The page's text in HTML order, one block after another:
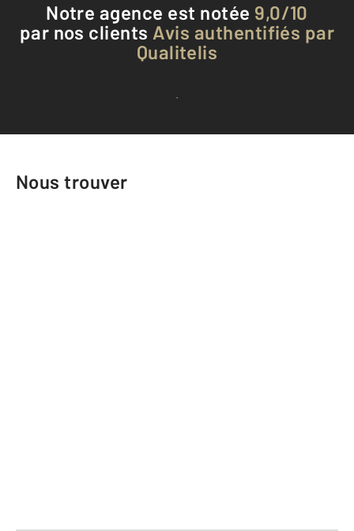
Notre agence est notée 9,0/10
par nos clients Avis authentifiés par
Qualitelis
Voir tous les avis clients
Nous trouver